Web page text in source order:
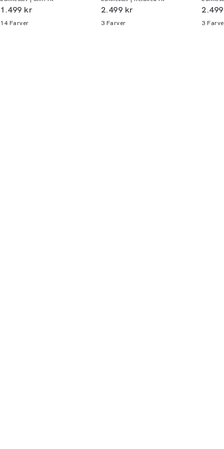
alle butikker og online.
I alt (inkl. rabat)
1.499 kr
14 Farver
I alt (inkl. rabat)
2.499 kr
3 Farver
I alt
3